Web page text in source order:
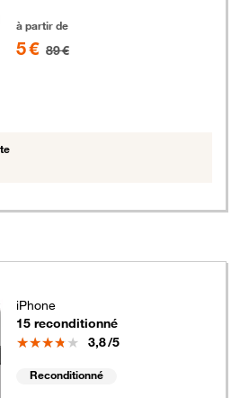
non sélectionnables
à partir de
5 € 89 €
non sélectionnables
iPhone
15 reconditionné
Note
3,8/5
Reconditionné